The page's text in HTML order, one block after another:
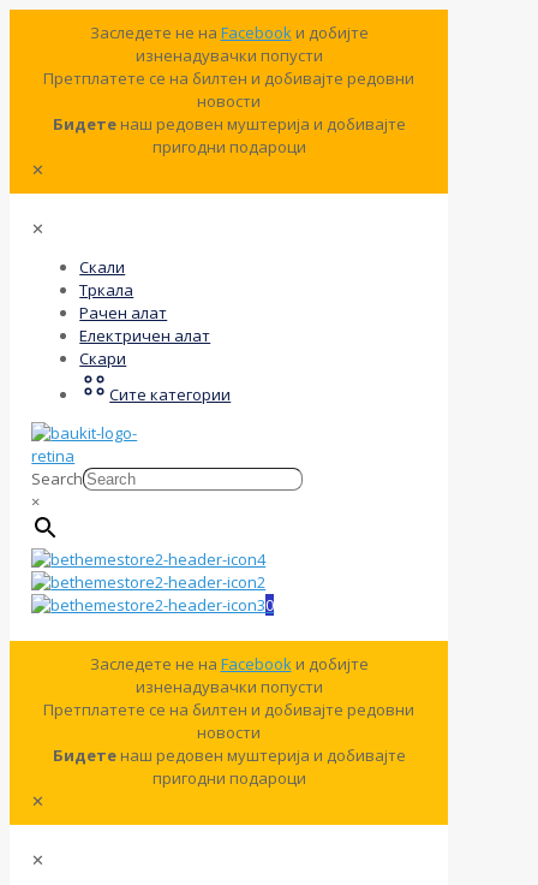
Заследете не на Facebookи добијте
изненадувачки попусти
Претплатете се на билтен и добивајте редовни
новости
Бидетенаш редовен муштерија и добивајте
пригодни подароци
✕
✕
Скали
Тркала
Рачен алат
Електричен алат
Скари
Сите категории
Search
×
0
Заследете не на Facebookи добијте
изненадувачки попусти
Претплатете се на билтен и добивајте редовни
новости
Бидетенаш редовен муштерија и добивајте
пригодни подароци
✕
✕